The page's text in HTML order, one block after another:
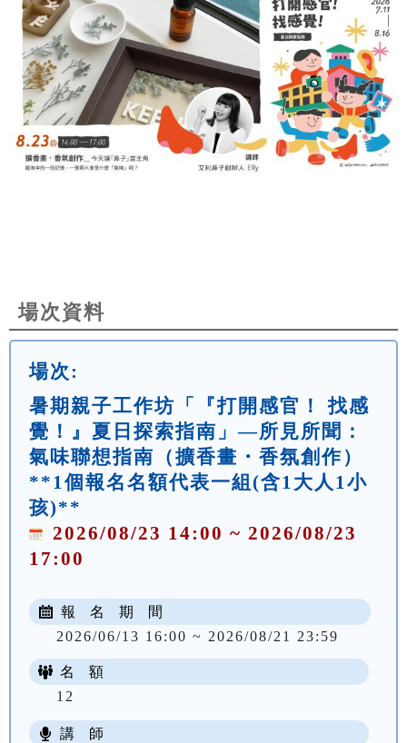
場次資料
場次:
暑期親子工作坊「『打開感官！ 找感
覺！』夏日探索指南」—所見所聞：
氣味聯想指南（擴香畫・香氛創作）
**1個報名名額代表一組(含1大人1小
孩)**
2026/08/23 14:00 ~ 2026/08/23
17:00
報 名 期 間
2026/06/13 16:00 ~ 2026/08/21 23:59
名 額
12
講 師